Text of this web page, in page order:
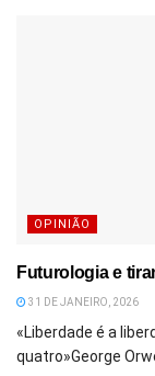
OPINIÃO
Futurologia e
31 DE JANEIRO, 2026
«Liberdade é a
quatro»George